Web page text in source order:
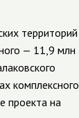
территорий
— 11,9 млн
комплексного
проекта на